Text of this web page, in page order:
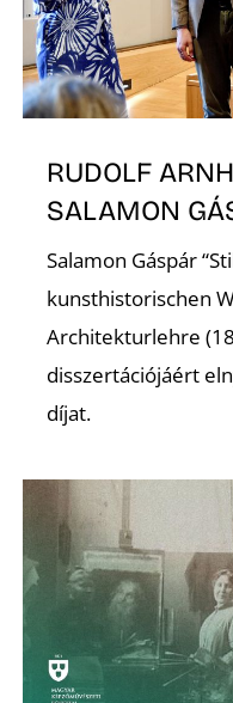
RUDOLF
SALAMON
Salamon Gáspár
kunsthistorischen
Architekturlehre
disszertációjáért
díjat.